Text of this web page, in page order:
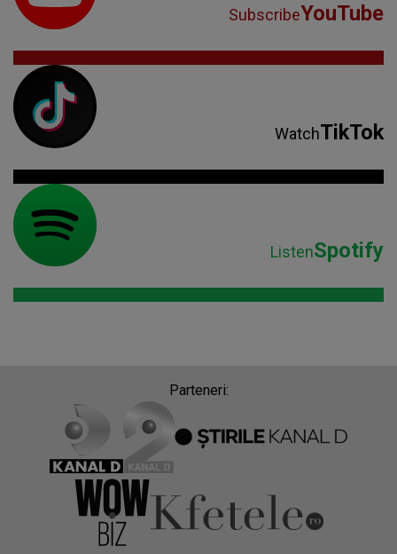
SubscribeYouTube
WatchTikTok
ListenSpotify
Parteneri: